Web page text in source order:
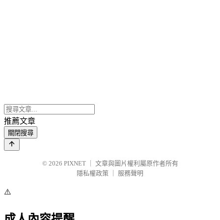
推薦文章
關閉搜尋
© 2026 PIXNET
文章與圖片權利屬原作者所有
隱私權政策
服務聲明
⚠️